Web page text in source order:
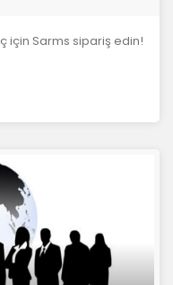
için Sarms sipariş edin!